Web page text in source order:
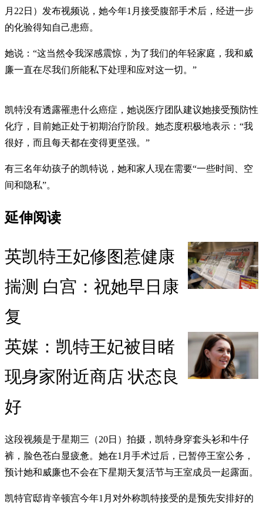
月22日）发布视频说，她今年1月接受腹部手术后，经进一步
的化验得知自己患癌。
她说：“这当然令我深感震惊，为了我们的年轻家庭，我和威
廉一直在尽我们所能私下处理和应对这一切。”
凯特没有透露罹患什么癌症，她说医疗团队建议她接受预防性
化疗，目前她正处于初期治疗阶段。她态度积极地表示：“我
很好，而且每天都在变得更坚强。”
有三名年幼孩子的凯特说，她和家人现在需要“一些时间、空
间和隐私”。
延伸阅读
英凯特王妃修图惹健康
揣测 白宫：祝她早日康
复
英媒：凯特王妃被目睹
现身家附近商店 状态良
好
这段视频是于星期三（20日）拍摄，凯特身穿套头衫和牛仔
裤，脸色苍白显疲惫。她在1月手术过后，已暂停王室公务，
预计她和威廉也不会在下星期天复活节与王室成员一起露面。
凯特官邸肯辛顿宫今年1月对外称凯特接受的是预先安排好的